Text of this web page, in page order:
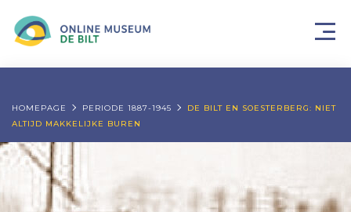
HOMEPAGE PERIODE 1887-1945
DE BILT EN SOESTERBERG: NIET
ALTIJD MAKKELIJKE BUREN